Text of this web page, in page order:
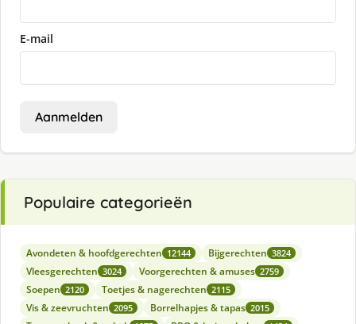
E-mail
Aanmelden
Populaire categorieën
Avondeten & hoofdgerechten 12144 Bijgerechten 3824
Vleesgerechten 3024 Voorgerechten & amuses 2759
Soepen 2120 Toetjes & nagerechten 2115
Vis & zeevruchten 2095 Borrelhapjes & tapas 2015